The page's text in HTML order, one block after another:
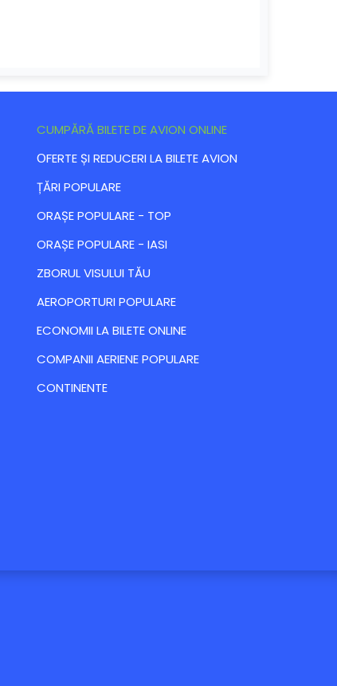
CUMPĂRĂ BILETE DE AVION ONLINE
ОFERTE ȘI REDUCERI LA BILETE AVION
ȚĂRI POPULARE
ORAȘE POPULARE - TOP
ORAȘE POPULARE - IASI
ZBORUL VISULUI TĂU
AEROPORTURI POPULARE
ECONOMII LA BILETE ONLINE
COMPANII AERIENE POPULARE
CONTINENTE